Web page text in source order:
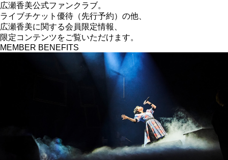
広瀬香美公式ファンクラブ。
ライブチケット優待（先行予約）の他、
広瀬香美に関する会員限定情報、
限定コンテンツをご覧いただけます。
MEMBER BENEFITS